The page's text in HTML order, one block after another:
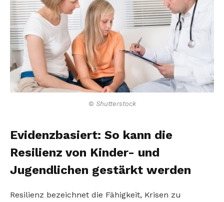
© Shutterstock
Evidenzbasiert: So kann die
Resilienz von Kinder- und
Jugendlichen gestärkt werden
Resilienz bezeichnet die Fähigkeit, Krisen zu